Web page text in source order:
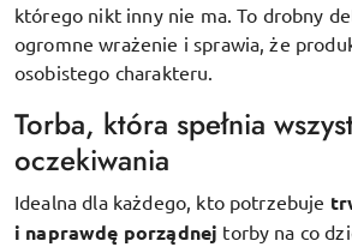
którego nikt inny nie ma. To drobny
ogromne wrażenie i sprawia, że
osobistego charakteru.
Torba, która spełnia
oczekiwania
Idealna dla każdego, kto potrzebuje
i naprawdę porządnej torby na co